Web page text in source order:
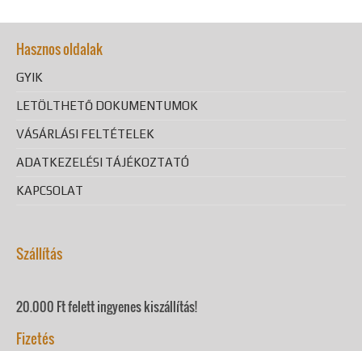
Hasznos oldalak
GYIK
LETÖLTHETŐ DOKUMENTUMOK
VÁSÁRLÁSI FELTÉTELEK
ADATKEZELÉSI TÁJÉKOZTATÓ
KAPCSOLAT
Szállítás
20.000 Ft felett ingyenes kiszállítás!
Fizetés